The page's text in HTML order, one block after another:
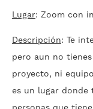
Lugar: Zoom con
Descripción: Te
pero aun no
proyecto, ni
es un lugar donde